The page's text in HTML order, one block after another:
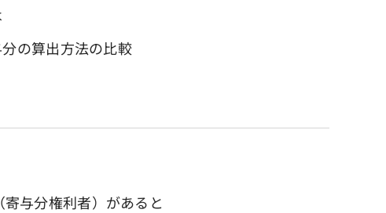
の算出方法の比較
与分権利者）があると